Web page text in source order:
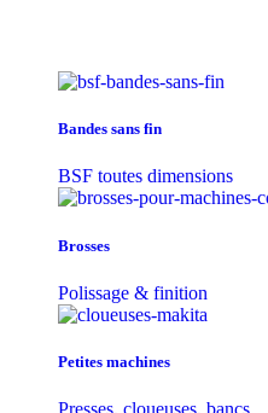
Bandes sans fin
BSF toutes dimensions
Brosses
Polissage & finition
Petites machines
Presses, cloueuses, bancs